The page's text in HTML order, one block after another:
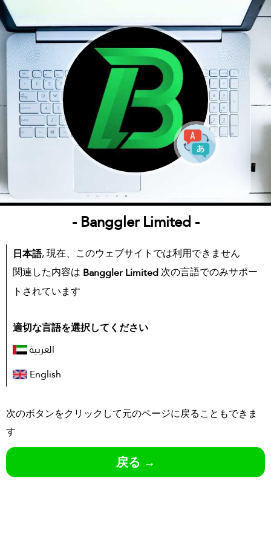
- Banggler Limited -
日本語, 現在、このウェブサイトでは利用できません
関連した内容はBanggler Limited次の言語でのみサポー
トされています
適切な言語を選択してください
العربية
English
次のボタンをクリックして元のページに戻ることもできま
す
戻る →